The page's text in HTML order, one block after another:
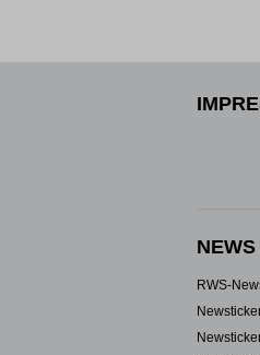
NEWS
RWS-